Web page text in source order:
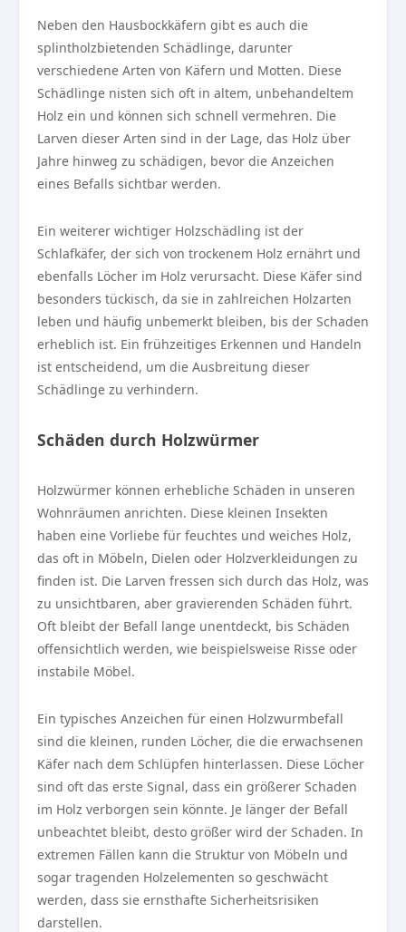
Neben den Hausbockkäfern gibt es auch die
splintholzbietenden Schädlinge, darunter
verschiedene Arten von Käfern und Motten. Diese
Schädlinge nisten sich oft in altem, unbehandeltem
Holz ein und können sich schnell vermehren. Die
Larven dieser Arten sind in der Lage, das Holz über
Jahre hinweg zu schädigen, bevor die Anzeichen
eines Befalls sichtbar werden.
Ein weiterer wichtiger Holzschädling ist der
Schlafkäfer, der sich von trockenem Holz ernährt und
ebenfalls Löcher im Holz verursacht. Diese Käfer sind
besonders tückisch, da sie in zahlreichen Holzarten
leben und häufig unbemerkt bleiben, bis der Schaden
erheblich ist. Ein frühzeitiges Erkennen und Handeln
ist entscheidend, um die Ausbreitung dieser
Schädlinge zu verhindern.
Schäden durch Holzwürmer
Holzwürmer können erhebliche Schäden in unseren
Wohnräumen anrichten. Diese kleinen Insekten
haben eine Vorliebe für feuchtes und weiches Holz,
das oft in Möbeln, Dielen oder Holzverkleidungen zu
finden ist. Die Larven fressen sich durch das Holz, was
zu unsichtbaren, aber gravierenden Schäden führt.
Oft bleibt der Befall lange unentdeckt, bis Schäden
offensichtlich werden, wie beispielsweise Risse oder
instabile Möbel.
Ein typisches Anzeichen für einen Holzwurmbefall
sind die kleinen, runden Löcher, die die erwachsenen
Käfer nach dem Schlüpfen hinterlassen. Diese Löcher
sind oft das erste Signal, dass ein größerer Schaden
im Holz verborgen sein könnte. Je länger der Befall
unbeachtet bleibt, desto größer wird der Schaden. In
extremen Fällen kann die Struktur von Möbeln und
sogar tragenden Holzelementen so geschwächt
werden, dass sie ernsthafte Sicherheitsrisiken
darstellen.